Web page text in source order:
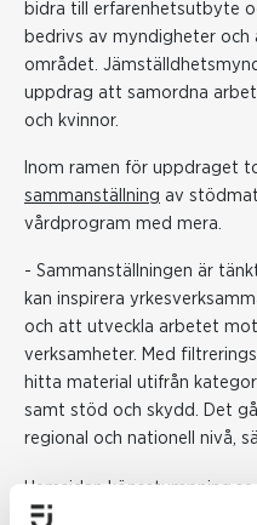
bidra till erfarenhetsutbyte
bedrivs av myndigheter och
området.
uppdrag att samordna
och kvinnor.
Inom ramen för uppdraget
sammanställning av
vårdprogram med mera.
- Sammanställningen är
kan inspirera
och att utveckla arbetet
verksamheter. Med
hitta material utifrån
samt stöd och skydd. Det
regional och nationell nivå,
Hemsidan könsstympning.se
Nationellt centrum mot